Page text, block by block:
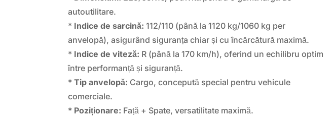
autoutilitare.
* Indice de sarcină: 112/110 (până la 1120 kg/1060 kg per
anvelopă), asigurând siguranța chiar și cu încărcătură maximă.
* Indice de viteză: R (până la 170 km/h), oferind un echilibru optim
între performanță și siguranță.
*Tip anvelopă: Cargo, concepută special pentru vehicule
comerciale.
* Poziționare: Față + Spate, versatilitate maximă.